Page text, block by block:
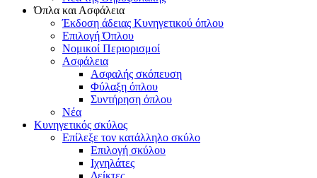
Όπλα και Ασφάλεια
Έκδοση άδειας Κυνηγετικού όπλου
Επιλογή Όπλου
Νομικοί Περιορισμοί
Ασφάλεια
Ασφαλής σκόπευση
Φύλαξη όπλου
Συντήρηση όπλου
Νέα
Κυνηγετικός σκύλος
Επίλεξε τον κατάλληλο σκύλο
Επιλογή σκύλου
Ιχνηλάτες
Δείκτες